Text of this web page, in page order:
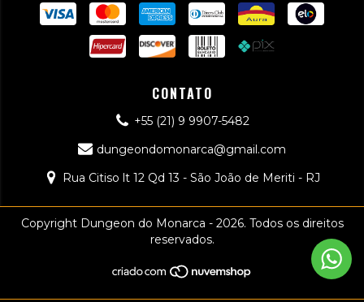
CONTATO
+55 (21) 9 9907-5482
dungeondomonarca@gmail.com
Rua Citiso lt 12 Qd 13 - São João de Meriti - RJ
Copyright Dungeon do Monarca - 2026. Todos os direitos
reservados.